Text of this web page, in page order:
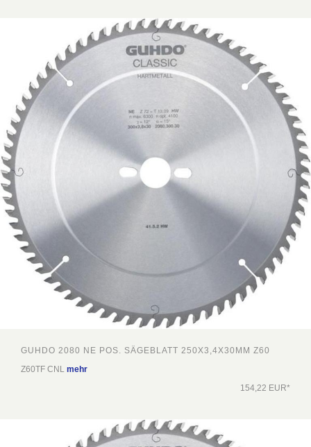
GUHDO 2080 NE POS. SÄGEBLATT 250X3,4X30MM Z60
Z60TF CNL mehr
154,22 EUR*